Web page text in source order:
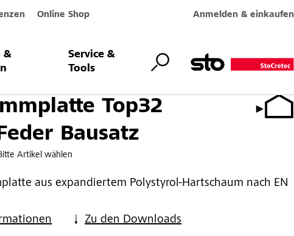
Online Shop Anmelden & einkaufen
&
Service &
Tools
Top32
Bausatz
Artikel wählen
aus expandiertem Polystyrol-Hartschaum nach EN
Zu den Downloads